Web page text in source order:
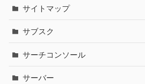
サイトマップ
サブスク
サーチコンソール
サーバー